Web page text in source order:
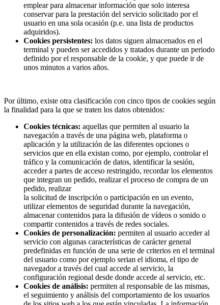
emplear para almacenar información que solo interesa
conservar para la prestación del servicio solicitado por el
usuario en una sola ocasión (p.e. una lista de productos
adquiridos).
Cookies persistentes: los datos siguen almacenados en el
terminal y pueden ser accedidos y tratados durante un periodo
definido por el responsable de la cookie, y que puede ir de
unos minutos a varios años.
Por último, existe otra clasificación con cinco tipos de cookies según
la finalidad para la que se traten los datos obtenidos:
Cookies técnicas: aquellas que permiten al usuario la
navegación a través de una página web, plataforma o
aplicación y la utilización de las diferentes opciones o
servicios que en ella existan como, por ejemplo, controlar el
tráfico y la comunicación de datos, identificar la sesión,
acceder a partes de acceso restringido, recordar los elementos
que integran un pedido, realizar el proceso de compra de un
pedido, realizar
la solicitud de inscripción o participación en un evento,
utilizar elementos de seguridad durante la navegación,
almacenar contenidos para la difusión de vídeos o sonido o
compartir contenidos a través de redes sociales.
Cookies de personalización: permiten al usuario acceder al
servicio con algunas características de carácter general
predefinidas en función de una serie de criterios en el terminal
del usuario como por ejemplo serian el idioma, el tipo de
navegador a través del cual accede al servicio, la
configuración regional desde donde accede al servicio, etc.
Cookies de análisis: permiten al responsable de las mismas,
el seguimiento y análisis del comportamiento de los usuarios